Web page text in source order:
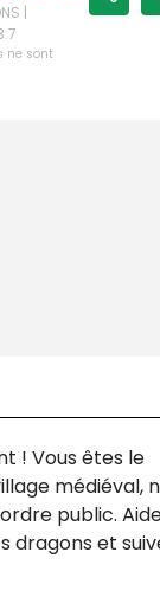
|
ne sont
! Vous êtes le
médiéval,
public.
dragons et